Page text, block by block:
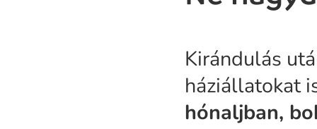
Kirándulás
háziállatokat
hónaljban,